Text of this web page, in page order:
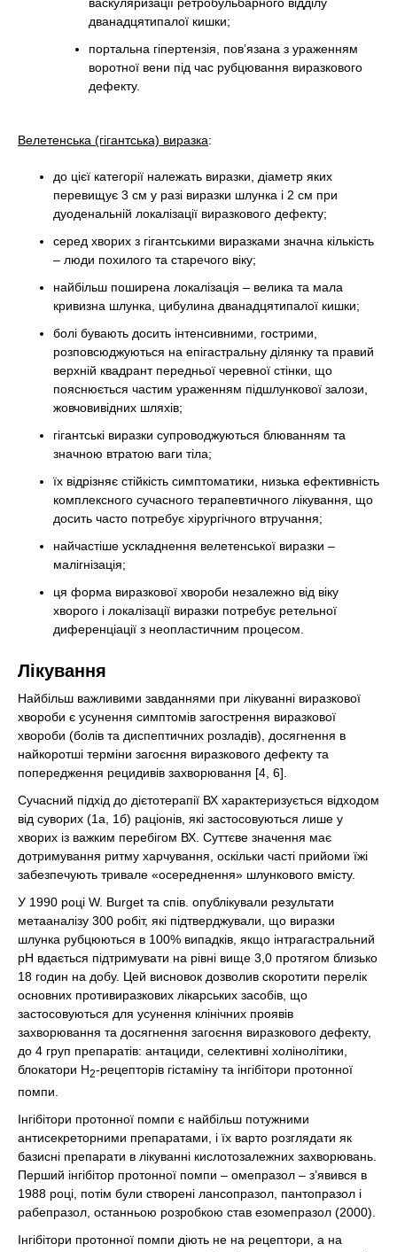
дванадцятипалої кишки;
портальна гіпертензія, пов’язана з ураженням
воротної вени під час рубцювання виразкового
дефекту.
Велетенська (гігантська) виразка:
до цієї категорії належать виразки, діаметр яких
перевищує 3 см у разі виразки шлунка і 2 см при
дуоденальній локалізації виразкового дефекту;
серед хворих з гігантськими виразками значна кількість
– люди похилого та старечого віку;
найбільш поширена локалізація – велика та мала
кривизна шлунка, цибулина дванадцятипалої кишки;
болі бувають досить інтенсивними, гострими,
розповсюджуються на епігастральну ділянку та правий
верхній квадрант передньої черевної стінки, що
пояснюється частим ураженням підшлункової залози,
жовчовивідних шляхів;
гігантські виразки супроводжуються блюванням та
значною втратою ваги тіла;
їх відрізняє стійкість симптоматики, низька ефективність
комплексного сучасного терапевтичного лікування, що
досить часто потребує хірургічного втручання;
найчастіше ускладнення велетенської виразки –
малігнізація;
ця форма виразкової хвороби незалежно від віку
хворого і локалізації виразки потребує ретельної
диференціації з неопластичним процесом.
Лікування
Найбільш важливими завданнями при лікуванні виразкової
хвороби є усунення симптомів загострення виразкової
хвороби (болів та диспептичних розладів), досягнення в
найкоротші терміни загоєння виразкового дефекту та
попередження рецидивів захворювання [4, 6].
Сучасний підхід до дієтотерапії ВХ характеризується відходом
від суворих (1а, 1б) раціонів, які застосовуються лише у
хворих із важким перебігом ВХ. Суттєве значення має
дотримування ритму харчування, оскільки часті прийоми їжі
забезпечують тривале «осереднення» шлункового вмісту.
У 1990 році W. Burget та спів. опублікували результати
метааналізу 300 робіт, які підтверджували, що виразки
шлунка рубцюються в 100% випадків, якщо інтрагастральний
pH вдається підтримувати на рівні вище 3,0 протягом близько
18 годин на добу. Цей висновок дозволив скоротити перелік
основних противиразкових лікарських засобів, що
застосовуються для усунення клінічних проявів
захворювання та досягнення загоєння виразкового дефекту,
до 4 груп препаратів: антациди, селективні холінолітики,
блокатори Н2-рецепторів гістаміну та інгібітори протонної
помпи.
Інгібітори протонної помпи є найбільш потужними
антисекреторними препаратами, і їх варто розглядати як
базисні препарати в лікуванні кислотозалежних захворювань.
Перший інгібітор протонної помпи – омепразол – з’явився в
1988 році, потім були створені лансопразол, пантопразол і
рабепразол, останньою розробкою став езомепразол (2000).
Інгібітори протонної помпи діють не на рецептори, а на